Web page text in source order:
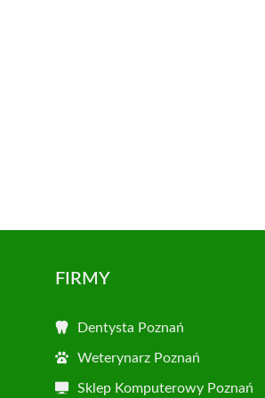
FIRMY
Dentysta Poznań
Weterynarz Poznań
Sklep Komputerowy Poznań